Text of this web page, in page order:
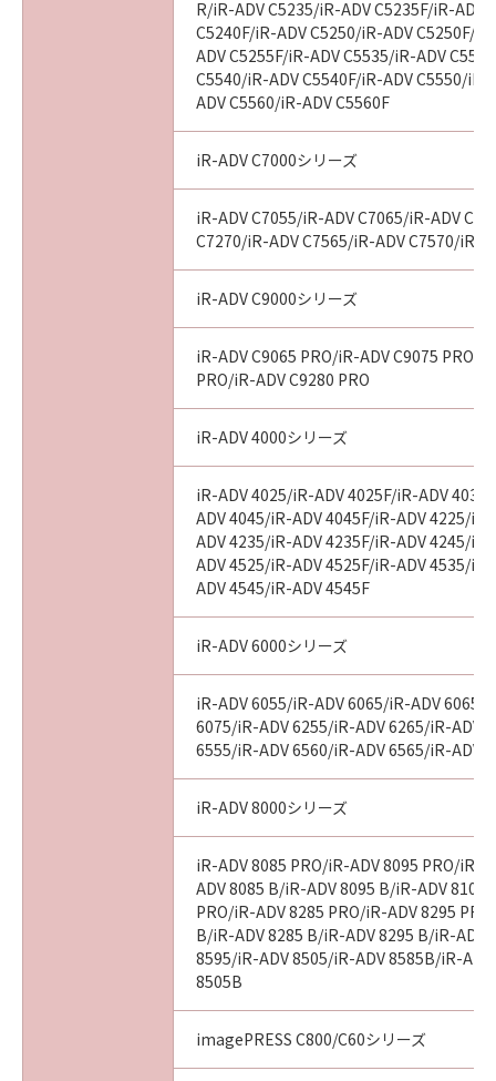
R/iR-ADV C5235/iR-ADV C5235F/iR-ADV
C5240F/iR-ADV C5250/iR-ADV C5250F/
ADV C5255F/iR-ADV C5535/iR-ADV
C5540/iR-ADV C5540F/iR-ADV C5550/iR-
ADV C5560/iR-ADV C5560F
iR-ADV C7000シリーズ
iR-ADV C7055/iR-ADV C7065/iR-ADV
C7270/iR-ADV C7565/iR-ADV C7570/iR-
iR-ADV C9000シリーズ
iR-ADV C9065 PRO/iR-ADV C9075 PRO/
PRO/iR-ADV C9280 PRO
iR-ADV 4000シリーズ
iR-ADV 4025/iR-ADV 4025F/iR-ADV
ADV 4045/iR-ADV 4045F/iR-ADV 4225/
ADV 4235/iR-ADV 4235F/iR-ADV 4245/
ADV 4525/iR-ADV 4525F/iR-ADV 4535/
ADV 4545/iR-ADV 4545F
iR-ADV 6000シリーズ
iR-ADV 6055/iR-ADV 6065/iR-ADV 6065-
6075/iR-ADV 6255/iR-ADV 6265/iR-ADV
6555/iR-ADV 6560/iR-ADV 6565/iR-ADV
iR-ADV 8000シリーズ
iR-ADV 8085 PRO/iR-ADV 8095 PRO/iR-
ADV 8085 B/iR-ADV 8095 B/iR-ADV 8105
PRO/iR-ADV 8285 PRO/iR-ADV 8295
B/iR-ADV 8285 B/iR-ADV 8295 B/iR-ADV
8595/iR-ADV 8505/iR-ADV 8585B/iR-
8505B
imagePRESS C800/C60シリーズ